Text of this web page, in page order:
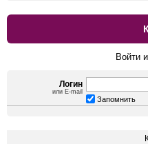
Войти
Логин
или E-mail
Запомнить